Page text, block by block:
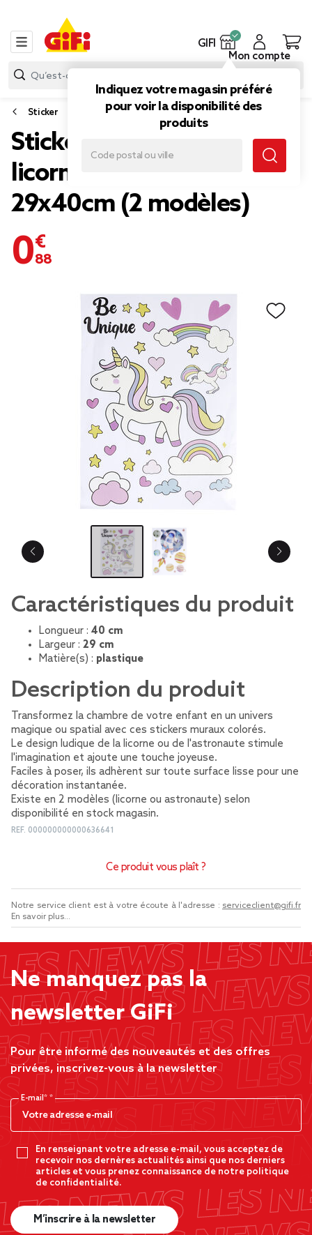
GIFI
Indiquez votre magasin préféré
pour voir la disponibilité des
produits
Mon compte
Sticker
Sticker mural enfant
licorne ou astronaute
29x40cm (2 modèles)
0,88 €
Caractéristiques du produit
Longueur : 40 cm
Largeur : 29 cm
Matière(s) : plastique
Description du produit
Transformez la chambre de votre enfant en un univers
magique ou spatial avec ces stickers muraux colorés.
Le design ludique de la licorne ou de l'astronaute stimule
l'imagination et ajoute une touche joyeuse.
Faciles à poser, ils adhèrent sur toute surface lisse pour une
décoration instantanée.
Existe en 2 modèles (licorne ou astronaute) selon
disponibilité en stock magasin.
REF. 000000000000636641
Ce produit vous plaît ?
Notre service client est à votre écoute à l'adresse : serviceclient@gifi.fr
En savoir plus...
Ne manquez pas la
newsletter GiFi
Pour être informé des nouveautés et des offres
privées, inscrivez-vous à la newsletter
E-mail*
En renseignant votre adresse e-mail, vous acceptez de
recevoir nos dernères actualités ainsi que nos derniers
articles et vous prenez connaissance de notre politique
de confidentialité.
M’inscrire à la newsletter